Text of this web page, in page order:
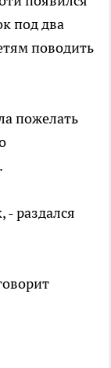
под два
поводить
пожелать
- раздался